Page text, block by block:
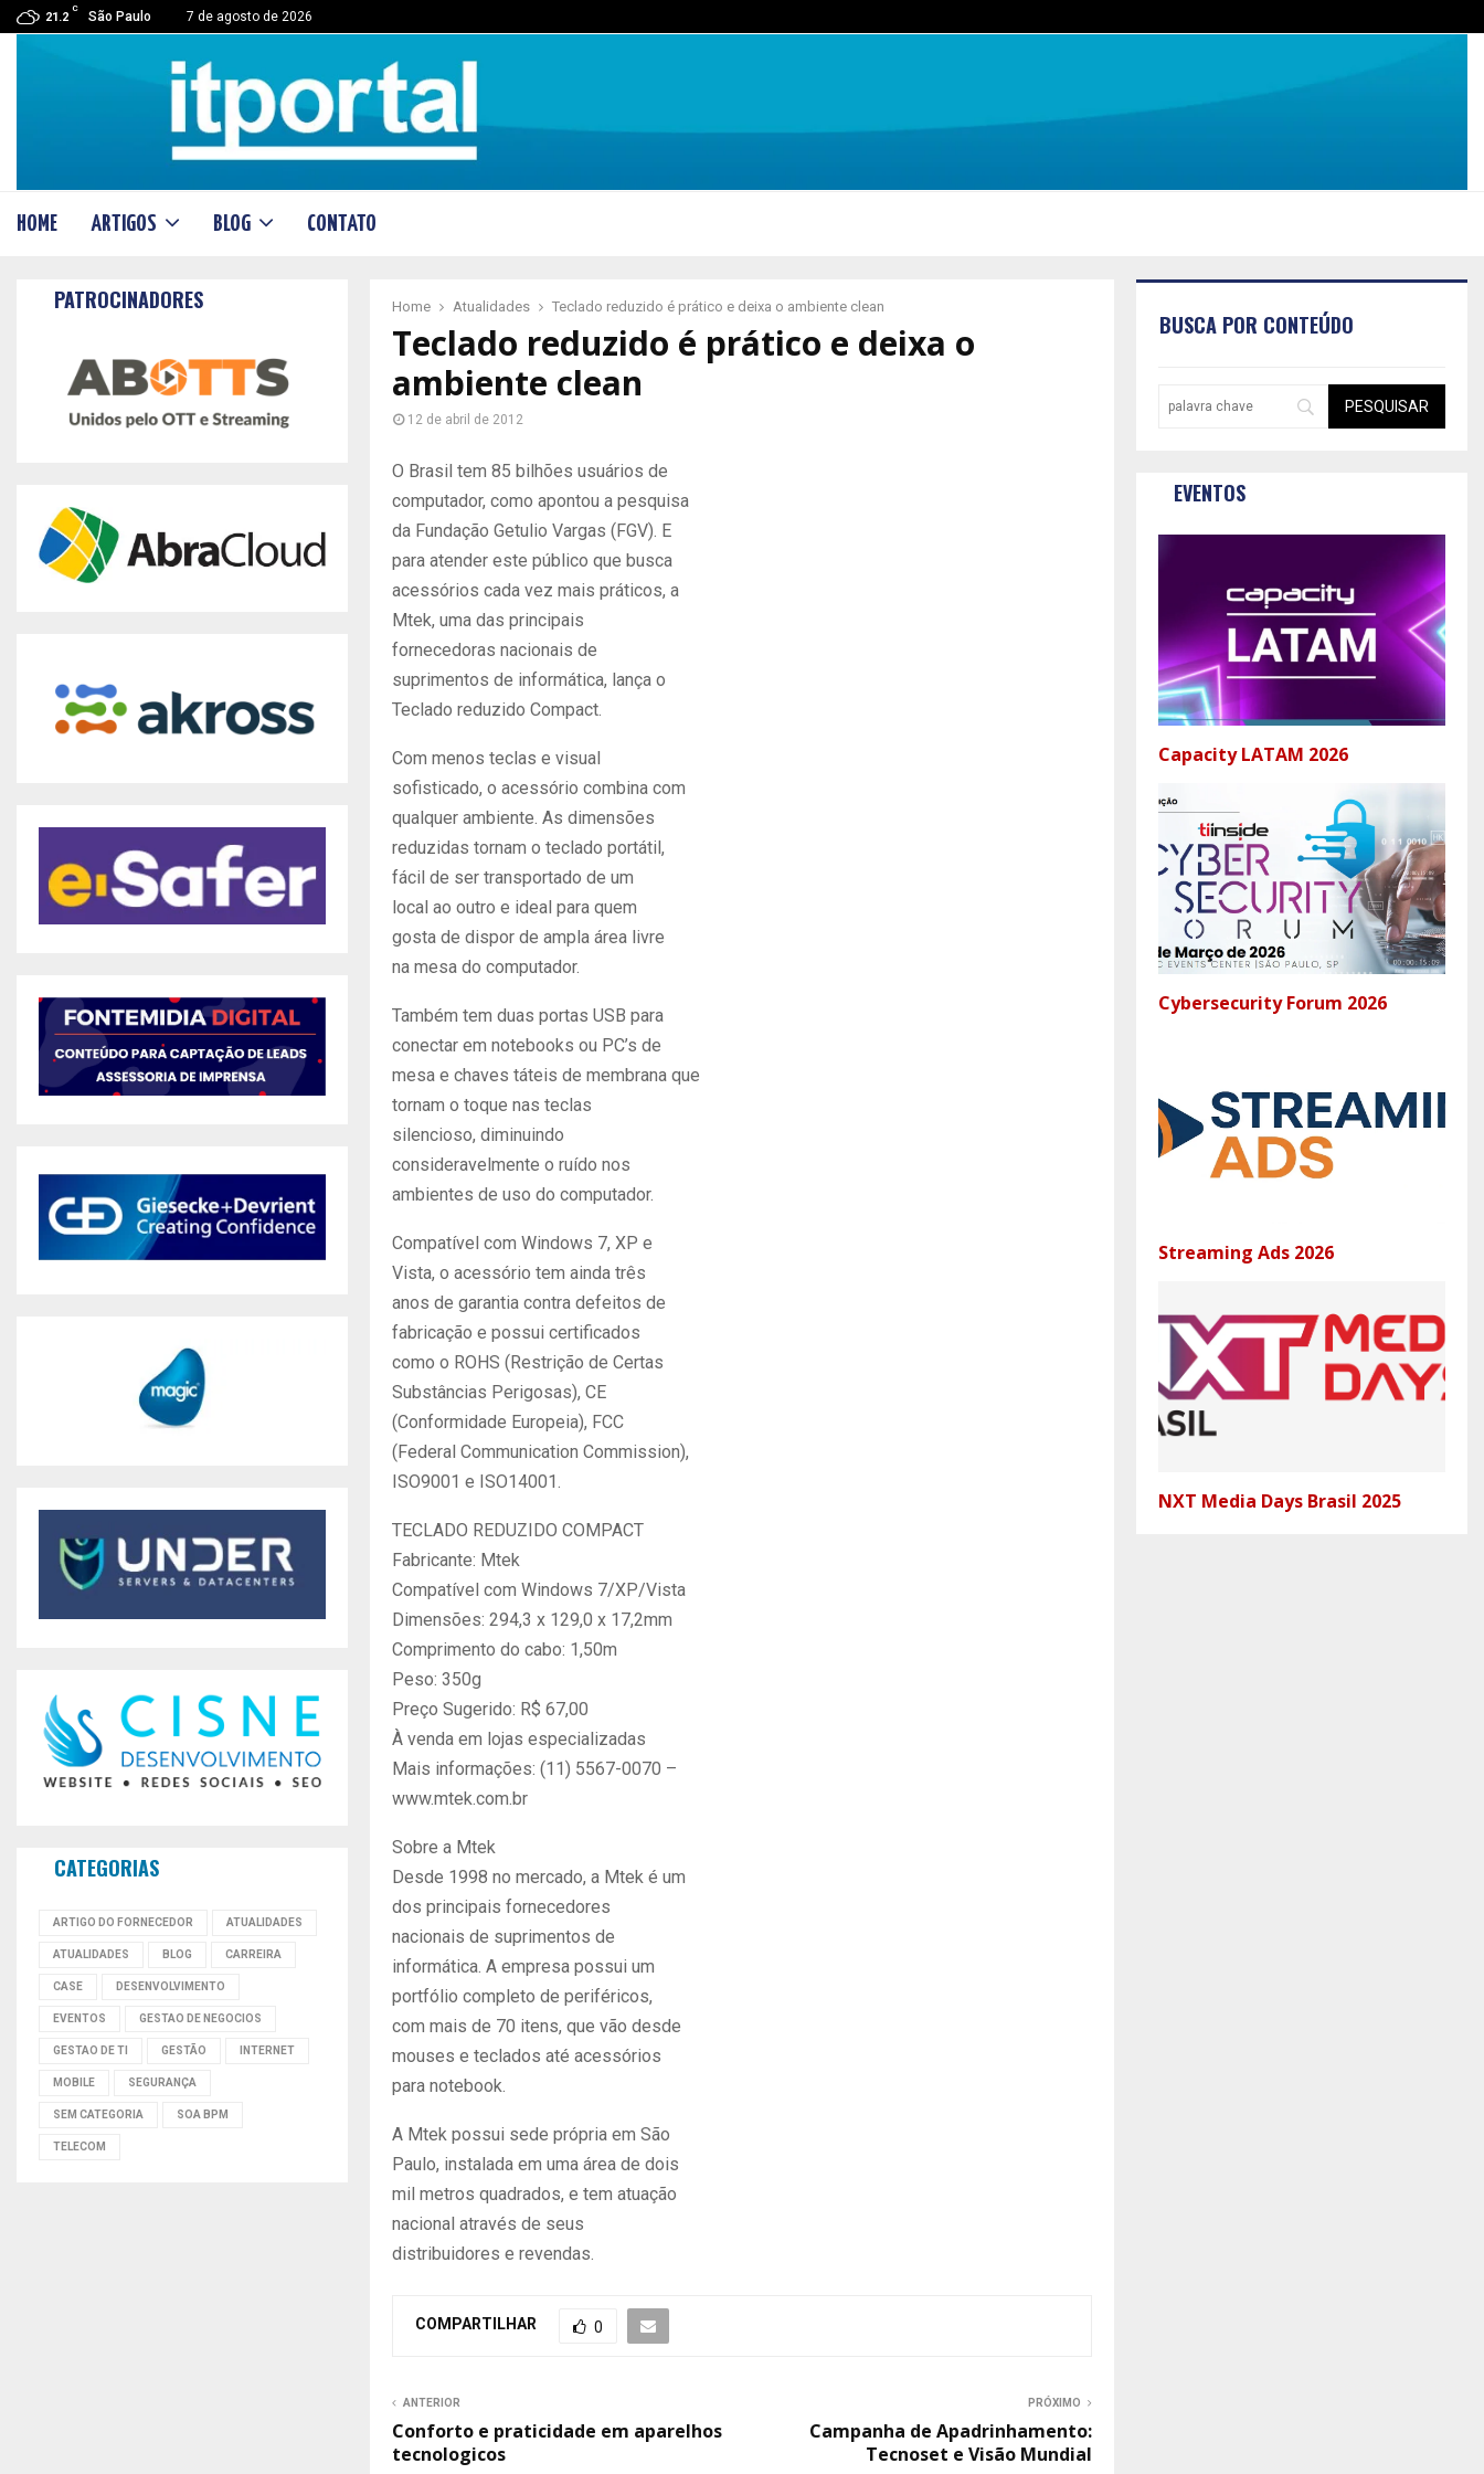
21.2
C
São Paulo 7 de agosto de 2026
HOME ARTIGOS BLOG CONTATO
Home Atualidades Teclado reduzido é prático e deixa o ambiente clean
Teclado reduzido é prático e deixa o
ambiente clean
12 de abril de 2012
O Brasil tem 85 bilhões usuários de
computador, como apontou a pesquisa
da Fundação Getulio Vargas (FGV). E
para atender este público que busca
acessórios cada vez mais práticos, a
Mtek, uma das principais
fornecedoras nacionais de
suprimentos de informática, lança o
Teclado reduzido Compact.
Com menos teclas e visual
sofisticado, o acessório combina com
qualquer ambiente. As dimensões
reduzidas tornam o teclado portátil,
fácil de ser transportado de um
local ao outro e ideal para quem
gosta de dispor de ampla área livre
na mesa do computador.
Também tem duas portas USB para
conectar em notebooks ou PC’s de
mesa e chaves táteis de membrana que
tornam o toque nas teclas
silencioso, diminuindo
consideravelmente o ruído nos
ambientes de uso do computador.
Compatível com Windows 7, XP e
Vista, o acessório tem ainda três
anos de garantia contra defeitos de
fabricação e possui certificados
como o ROHS (Restrição de Certas
Substâncias Perigosas), CE
(Conformidade Europeia), FCC
(Federal Communication Commission),
ISO9001 e ISO14001.
TECLADO REDUZIDO COMPACT
Fabricante: Mtek
Compatível com Windows 7/XP/Vista
Dimensões: 294,3 x 129,0 x 17,2mm
Comprimento do cabo: 1,50m
Peso: 350g
Preço Sugerido: R$ 67,00
À venda em lojas especializadas
Mais informações: (11) 5567-0070 –
www.mtek.com.br
Sobre a Mtek
Desde 1998 no mercado, a Mtek é um
dos principais fornecedores
nacionais de suprimentos de
informática. A empresa possui um
portfólio completo de periféricos,
com mais de 70 itens, que vão desde
mouses e teclados até acessórios
para notebook.
A Mtek possui sede própria em São
Paulo, instalada em uma área de dois
mil metros quadrados, e tem atuação
nacional através de seus
distribuidores e revendas.
COMPARTILHAR 0
ANTERIOR
Conforto e praticidade em aparelhos
tecnologicos
PRÓXIMO
Campanha de Apadrinhamento:
Tecnoset e Visão Mundial
PATROCINADORES
CATEGORIAS
ARTIGO DO FORNECEDOR ATUALIDADES
ATUALIDADES BLOG CARREIRA
CASE DESENVOLVIMENTO
EVENTOS GESTAO DE NEGOCIOS
GESTAO DE TI GESTÃO INTERNET
MOBILE SEGURANÇA
SEM CATEGORIA SOA BPM
TELECOM
BUSCA POR CONTEÚDO
EVENTOS
Capacity LATAM 2026
Cybersecurity Forum 2026
Streaming Ads 2026
NXT Media Days Brasil 2025